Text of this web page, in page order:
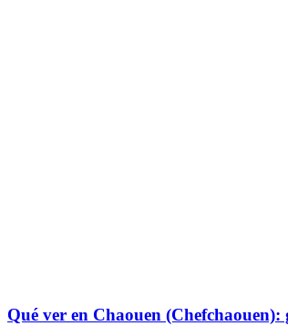
Qué ver en Chaouen